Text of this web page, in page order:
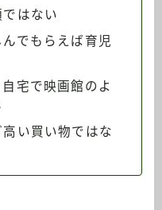
はない
でもらえば育児
宅で映画館のよ
い買い物ではな